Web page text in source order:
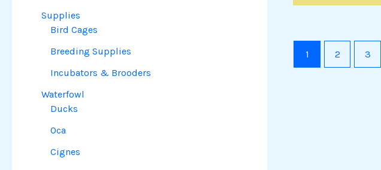
Supplies
Bird Cages
Breeding Supplies
Incubators & Brooders
Waterfowl
Ducks
Oca
Cignes
1 2 3